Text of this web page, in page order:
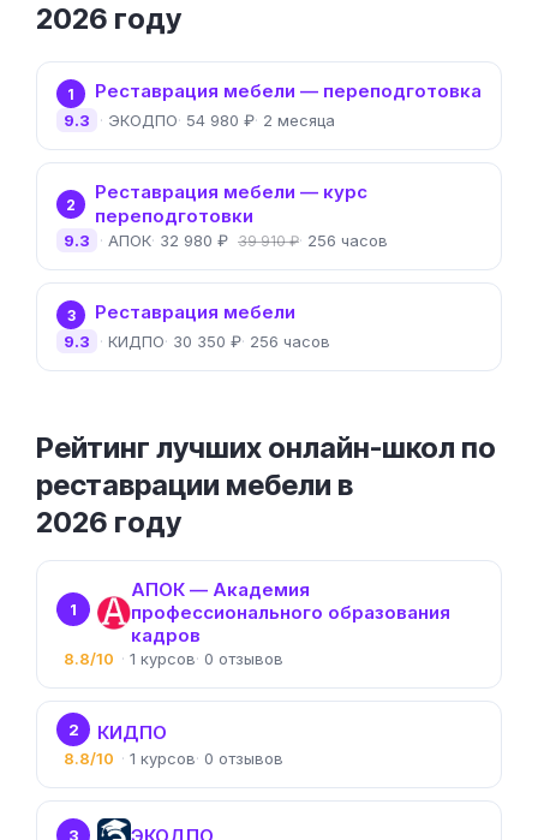
2026 году
1 Реставрация мебели — переподготовка
ЭКОДПО 54 980 ₽ 2 месяца
9.3
2
Реставрация мебели — курс
переподготовки
АПОК 32 980 ₽ 39 910 ₽ 256 часов
9.3
3 Реставрация мебели
КИДПО 30 350 ₽ 256 часов
9.3
Рейтинг лучших онлайн-школ по
реставрации мебели в
2026 году
1
АПОК — Академия
профессионального образования
кадров
8.8/10 1 0
2 КИДПО
8.8/10 1 0
3 ЭКОДПО